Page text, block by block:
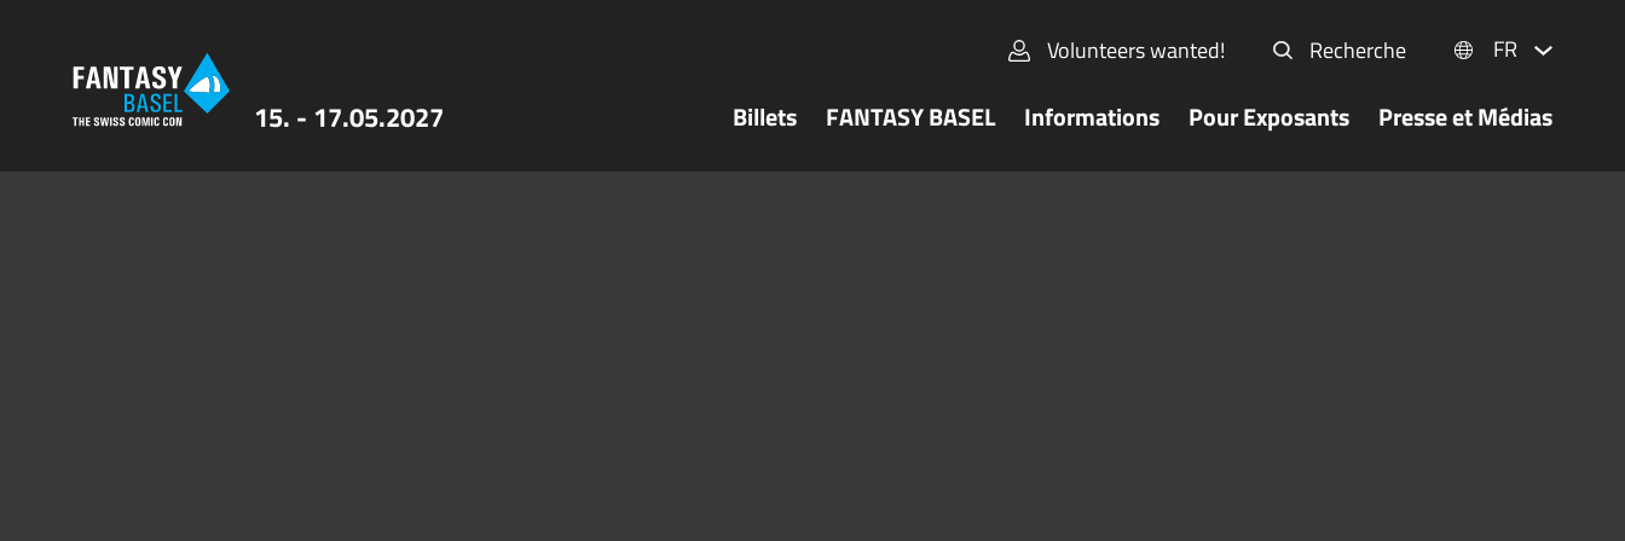
15. - 17.05.2027
Volunteers wanted! Recherche FR
Billets FANTASY BASEL Informations Pour Exposants Presse et Médias